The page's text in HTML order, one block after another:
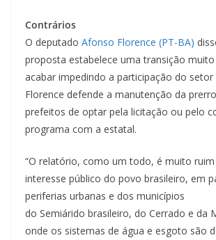
Contrários
O deputado Afonso Florence (PT-BA)
proposta estabelece uma transição muito
acabar impedindo a participação do setor
Florence defende a manutenção da
prefeitos de optar pela licitação ou pelo
programa com a estatal.
“O relatório, como um todo, é muito
interesse público do povo brasileiro, em
periferias urbanas e dos municípios
do Semiárido brasileiro, do Cerrado e da
onde os sistemas de água e esgoto são